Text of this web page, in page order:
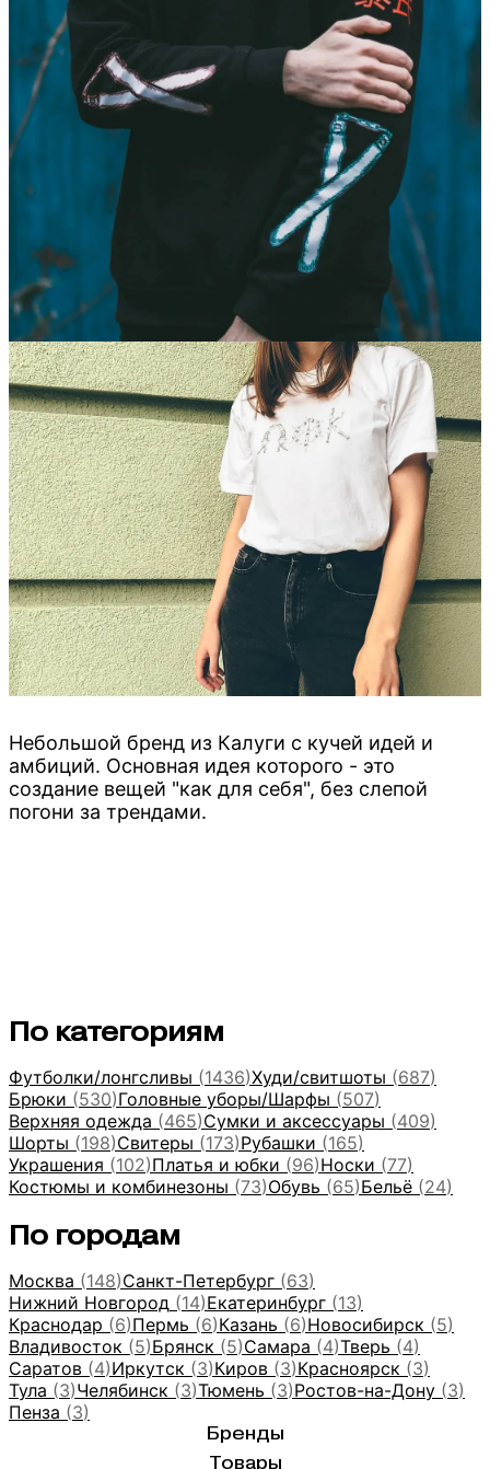
Небольшой бренд из Калуги с кучей идей и
амбиций. Основная идея которого - это
создание вещей "как для себя", без слепой
погони за трендами.
По категориям
Футболки/лонгсливы (1436)Худи/свитшоты (687)
Брюки (530)Головные уборы/Шарфы (507)
Верхняя одежда (465)Сумки и аксессуары (409)
Шорты (198)Свитеры (173)Рубашки (165)
Украшения (102)Платья и юбки (96)Носки (77)
Костюмы и комбинезоны (73)Обувь (65)Бельё (24)
По городам
Москва (148)Санкт-Петербург (63)
Нижний Новгород (14)Екатеринбург (13)
Краснодар (6)Пермь (6)Казань (6)Новосибирск (5)
Владивосток (5)Брянск (5)Самара (4)Тверь (4)
Саратов (4)Иркутск (3)Киров (3)Красноярск (3)
Тула (3)Челябинск (3)Тюмень (3)Ростов-на-Дону (3)
Пенза (3)
Бренды
Товары